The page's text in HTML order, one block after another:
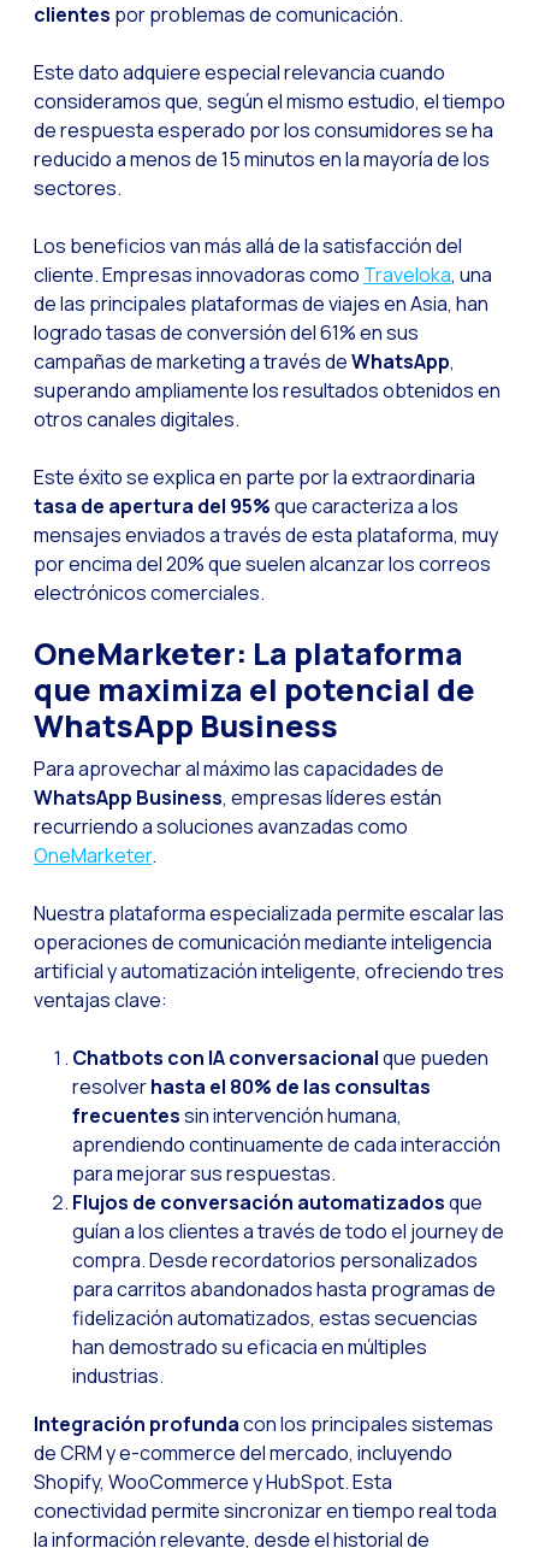
Industria
Atención al cliente:
Cómo medir el éxito
Cómo digitalizar a
Las nuevas
Los leads en la mira
¿Qué tan
Desafíos del
Automatiza la
Ya puedes ofrecer
Maximiza tus
Agiliza tus
Recuperando
Bots, IA y ReCarting
Seasonalities:
Optimizando las
Integración de
El nuevo espacio de
Ampliando
Trazabilidad de
Derivar los flujos
Estudio Clientes
clientes por problemas de comunicación.
Este dato adquiere especial relevancia cuando
consideramos que, según el mismo estudio, el tiempo
de respuesta esperado por los consumidores se ha
reducido a menos de 15 minutos en la mayoría de los
sectores.
Los beneficios van más allá de la satisfacción del
cliente. Empresas innovadoras como Traveloka, una
de las principales plataformas de viajes en Asia, han
logrado tasas de conversión del 61% en sus
campañas de marketing a través deWhatsApp,
superando ampliamente los resultados obtenidos en
otros canales digitales.
Este éxito se explica en parte por la extraordinaria
tasa de apertura del 95%que caracteriza a los
mensajes enviados a través de esta plataforma, muy
por encima del 20% que suelen alcanzar los correos
electrónicos comerciales.
OneMarketer: La plataforma
que maximiza el potencial de
WhatsApp Business
Para aprovechar al máximo las capacidades de
WhatsApp Business, empresas líderes están
recurriendo a soluciones avanzadas como
OneMarketer.
Nuestra plataforma especializada permite escalar las
operaciones de comunicación mediante inteligencia
artificial y automatización inteligente, ofreciendo tres
ventajas clave:
Chatbots con IA conversacionalque pueden
resolverhasta el 80% de las consultas
frecuentessin intervención humana,
aprendiendo continuamente de cada interacción
para mejorar sus respuestas.
Flujos de conversación automatizadosque
guían a los clientes a través de todo el journey de
compra. Desde recordatorios personalizados
para carritos abandonados hasta programas de
fidelización automatizados, estas secuencias
han demostrado su eficacia en múltiples
industrias.
Integración profundacon los principales sistemas
de CRM y e-commerce del mercado, incluyendo
Shopify, WooCommerce y HubSpot. Esta
conectividad permite sincronizar en tiempo real toda
la información relevante, desde el historial de